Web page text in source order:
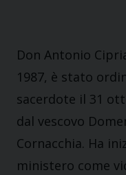
Don Antonio
1987, è stato
sacerdote il 31
dal vescovo
Cornacchia. Ha
ministero come